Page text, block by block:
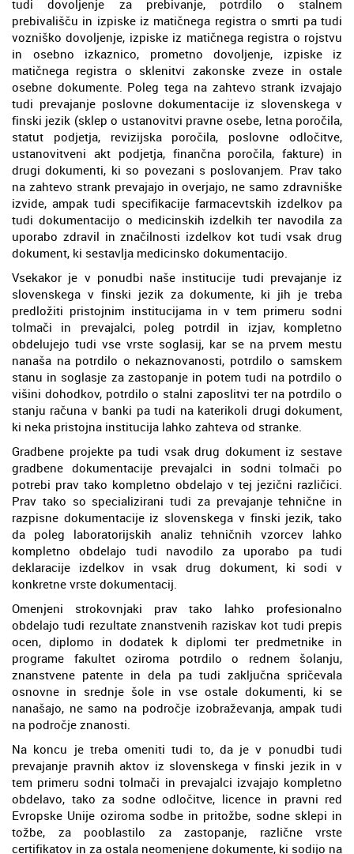
tudi dovoljenje za prebivanje, potrdilo o stalnem
prebivališču in izpiske iz matičnega registra o smrti pa tudi
vozniško dovoljenje, izpiske iz matičnega registra o rojstvu
in osebno izkaznico, prometno dovoljenje, izpiske iz
matičnega registra o sklenitvi zakonske zveze in ostale
osebne dokumente. Poleg tega na zahtevo strank izvajajo
tudi prevajanje poslovne dokumentacije iz slovenskega v
finski jezik (sklep o ustanovitvi pravne osebe, letna poročila,
statut podjetja, revizijska poročila, poslovne odločitve,
ustanovitveni akt podjetja, finančna poročila, fakture) in
drugi dokumenti, ki so povezani s poslovanjem. Prav tako
na zahtevo strank prevajajo in overjajo, ne samo zdravniške
izvide, ampak tudi specifikacije farmacevtskih izdelkov pa
tudi dokumentacijo o medicinskih izdelkih ter navodila za
uporabo zdravil in značilnosti izdelkov kot tudi vsak drug
dokument, ki sestavlja medicinsko dokumentacijo.
Vsekakor je v ponudbi naše institucije tudi prevajanje iz
slovenskega v finski jezik za dokumente, ki jih je treba
predložiti pristojnim institucijama in v tem primeru sodni
tolmači in prevajalci, poleg potrdil in izjav, kompletno
obdelujejo tudi vse vrste soglasij, kar se na prvem mestu
nanaša na potrdilo o nekaznovanosti, potrdilo o samskem
stanu in soglasje za zastopanje in potem tudi na potrdilo o
višini dohodkov, potrdilo o stalni zaposlitvi ter na potrdilo o
stanju računa v banki pa tudi na katerikoli drugi dokument,
ki neka pristojna institucija lahko zahteva od stranke.
Gradbene projekte pa tudi vsak drug dokument iz sestave
gradbene dokumentacije prevajalci in sodni tolmači po
potrebi prav tako kompletno obdelajo v tej jezični različici.
Prav tako so specializirani tudi za prevajanje tehnične in
razpisne dokumentacije iz slovenskega v finski jezik, tako
da poleg laboratorijskih analiz tehničnih vzorcev lahko
kompletno obdelajo tudi navodilo za uporabo pa tudi
deklaracije izdelkov in vsak drug dokument, ki sodi v
konkretne vrste dokumentacij.
Omenjeni strokovnjaki prav tako lahko profesionalno
obdelajo tudi rezultate znanstvenih raziskav kot tudi prepis
ocen, diplomo in dodatek k diplomi ter predmetnike in
programe fakultet oziroma potrdilo o rednem šolanju,
znanstvene patente in dela pa tudi zaključna spričevala
osnovne in srednje šole in vse ostale dokumenti, ki se
nanašajo, ne samo na področje izobraževanja, ampak tudi
na področje znanosti.
Na koncu je treba omeniti tudi to, da je v ponudbi tudi
prevajanje pravnih aktov iz slovenskega v finski jezik in v
tem primeru sodni tolmači in prevajalci izvajajo kompletno
obdelavo, tako za sodne odločitve, licence in pravni red
Evropske Unije oziroma sodbe in pritožbe, sodne sklepi in
tožbe, za pooblastilo za zastopanje, različne vrste
certifikatov in za ostala neomenjene dokumente, ki sodijo na